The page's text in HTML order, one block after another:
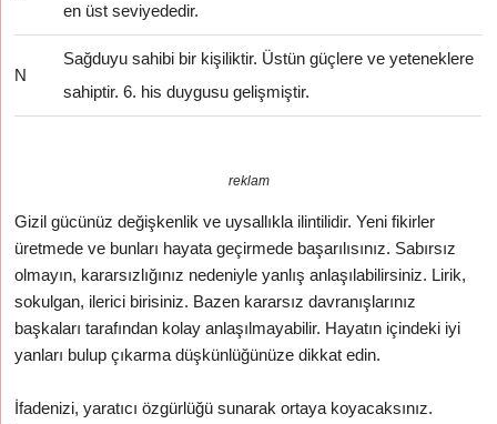
en üst seviyededir.
N
Sağduyu sahibi bir kişiliktir. Üstün güçlere ve yeteneklere
sahiptir. 6. his duygusu gelişmiştir.
reklam
Gizil gücünüz değişkenlik ve uysallıkla ilintilidir. Yeni fikirler
üretmede ve bunları hayata geçirmede başarılısınız. Sabırsız
olmayın, kararsızlığınız nedeniyle yanlış anlaşılabilirsiniz. Lirik,
sokulgan, ilerici birisiniz. Bazen kararsız davranışlarınız
başkaları tarafından kolay anlaşılmayabilir. Hayatın içindeki iyi
yanları bulup çıkarma düşkünlüğünüze dikkat edin.
İfadenizi, yaratıcı özgürlüğü sunarak ortaya koyacaksınız.